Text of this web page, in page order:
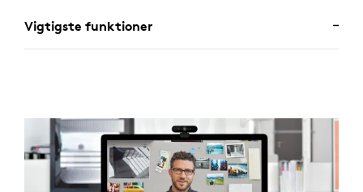
Vigtigste funktioner